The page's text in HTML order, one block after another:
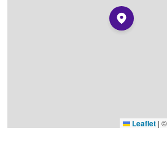
Leaflet | ©